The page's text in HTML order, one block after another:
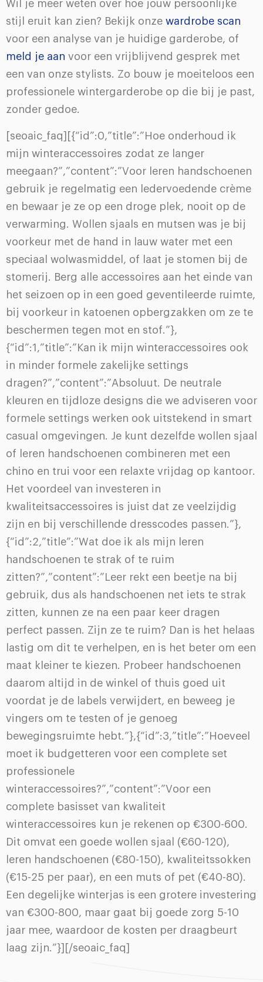
Wil je meer weten over hoe jouw persoonlijke
stijl eruit kan zien? Bekijk onze wardrobe scan
voor een analyse van je huidige garderobe, of
meld je aan voor een vrijblijvend gesprek met
een van onze stylists. Zo bouw je moeiteloos een
professionele wintergarderobe op die bij je past,
zonder gedoe.
[seoaic_faq][{“id”:0,”title”:”Hoe onderhoud ik
mijn winteraccessoires zodat ze langer
meegaan?”,”content”:”Voor leren handschoenen
gebruik je regelmatig een ledervoedende crème
en bewaar je ze op een droge plek, nooit op de
verwarming. Wollen sjaals en mutsen was je bij
voorkeur met de hand in lauw water met een
speciaal wolwasmiddel, of laat je stomen bij de
stomerij. Berg alle accessoires aan het einde van
het seizoen op in een goed geventileerde ruimte,
bij voorkeur in katoenen opbergzakken om ze te
beschermen tegen mot en stof.”},
{“id”:1,”title”:”Kan ik mijn winteraccessoires ook
in minder formele zakelijke settings
dragen?”,”content”:”Absoluut. De neutrale
kleuren en tijdloze designs die we adviseren voor
formele settings werken ook uitstekend in smart
casual omgevingen. Je kunt dezelfde wollen sjaal
of leren handschoenen combineren met een
chino en trui voor een relaxte vrijdag op kantoor.
Het voordeel van investeren in
kwaliteitsaccessoires is juist dat ze veelzijdig
zijn en bij verschillende dresscodes passen.”},
{“id”:2,”title”:”Wat doe ik als mijn leren
handschoenen te strak of te ruim
zitten?”,”content”:”Leer rekt een beetje na bij
gebruik, dus als handschoenen net iets te strak
zitten, kunnen ze na een paar keer dragen
perfect passen. Zijn ze te ruim? Dan is het helaas
lastig om dit te verhelpen, en is het beter om een
maat kleiner te kiezen. Probeer handschoenen
daarom altijd in de winkel of thuis goed uit
voordat je de labels verwijdert, en beweeg je
vingers om te testen of je genoeg
bewegingsruimte hebt.”},{“id”:3,”title”:”Hoeveel
moet ik budgetteren voor een complete set
professionele
winteraccessoires?”,”content”:”Voor een
complete basisset van kwaliteit
winteraccessoires kun je rekenen op €300-600.
Dit omvat een goede wollen sjaal (€60-120),
leren handschoenen (€80-150), kwaliteitssokken
(€15-25 per paar), en een muts of pet (€40-80).
Een degelijke winterjas is een grotere investering
van €300-800, maar gaat bij goede zorg 5-10
jaar mee, waardoor de kosten per draagbeurt
laag zijn.”}][/seoaic_faq]